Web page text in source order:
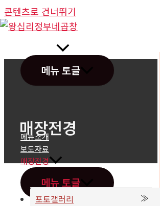
콘텐츠로 건너뛰기
메뉴 토글
메뉴소개
보도자료
매장전경
메뉴 토글
매장전경
포토갤러리